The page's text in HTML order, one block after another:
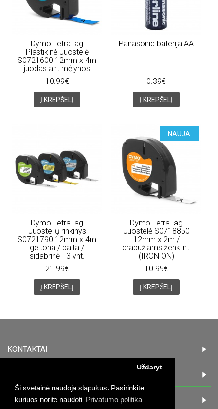
Ši svetainė naudoja slapukus. Pasirinkite,
kuriuos norite naudoti Privatumo politika
Uždaryti
Dymo LetraTag
Plastikinė Juostelė
S0721600 12mm x 4m
juodas ant mėlynos
10.99€
Į KREPŠELĮ
Panasonic baterija AA
0.39€
Į KREPŠELĮ
Dymo LetraTag
Juostelių rinkinys
S0721790 12mm x 4m
geltona / balta /
sidabrinė - 3 vnt.
21.99€
Į KREPŠELĮ
NAUJA
Dymo LetraTag
Juostelė S0718850
12mm x 2m /
drabužiams ženklinti
(IRON ON)
10.99€
Į KREPŠELĮ
KONTAKTAI
PIRKĖJAMS